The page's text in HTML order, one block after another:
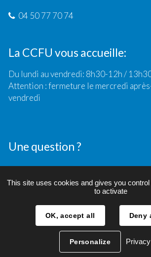
04 50 77 70 74
La CCFU vous accueille:
Du lundi au vendredi: 8h30-12h /
Attention : fermeture le mercredi
vendredi
Une question ?
Plan du site
Politique de confidentialité
This site uses cookies and gives you
to activate
OK, accept all Deny
Personalize